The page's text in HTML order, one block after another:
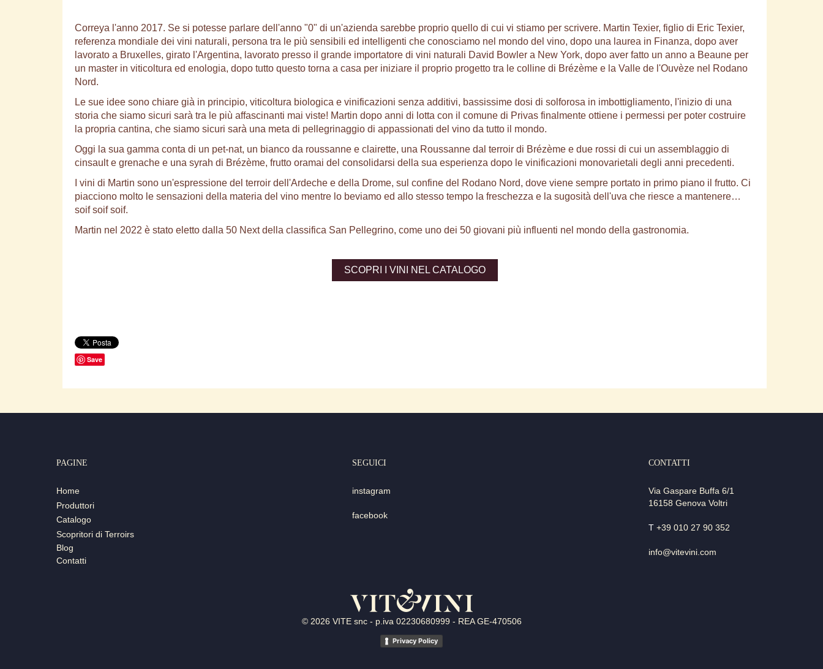
Correya l'anno 2017. Se si potesse parlare dell'anno "0" di un'azienda sarebbe proprio quello di cui vi stiamo per scrivere. Martin Texier, figlio di Eric Texier,
referenza mondiale dei vini naturali, persona tra le più sensibili ed intelligenti che conosciamo nel mondo del vino, dopo una laurea in Finanza, dopo aver
lavorato a Bruxelles, girato l'Argentina, lavorato presso il grande importatore di vini naturali David Bowler a New York, dopo aver fatto un anno a Beaune per
un master in viticoltura ed enologia, dopo tutto questo torna a casa per iniziare il proprio progetto tra le colline di Brézème e la Valle de l'Ouvèze nel Rodano
Nord.
Le sue idee sono chiare già in principio, viticoltura biologica e vinificazioni senza additivi, bassissime dosi di solforosa in imbottigliamento, l'inizio di una
storia che siamo sicuri sarà tra le più affascinanti mai viste! Martin dopo anni di lotta con il comune di Privas finalmente ottiene i permessi per poter costruire
la propria cantina, che siamo sicuri sarà una meta di pellegrinaggio di appassionati del vino da tutto il mondo.
Oggi la sua gamma conta di un pet-nat, un bianco da roussanne e clairette, una Roussanne dal terroir di Brézème e due rossi di cui un assemblaggio di
cinsault e grenache e una syrah di Brézème, frutto oramai del consolidarsi della sua esperienza dopo le vinificazioni monovarietali degli anni precedenti.
I vini di Martin sono un'espressione del terroir dell'Ardeche e della Drome, sul confine del Rodano Nord, dove viene sempre portato in primo piano il frutto. Ci
piacciono molto le sensazioni della materia del vino mentre lo beviamo ed allo stesso tempo la freschezza e la sugosità dell'uva che riesce a mantenere…
soif soif soif.
Martin nel 2022 è stato eletto dalla 50 Next della classifica San Pellegrino, come uno dei 50 giovani più influenti nel mondo della gastronomia.
SCOPRI I VINI NEL CATALOGO
Save
PAGINE
Home
Produttori
Catalogo
Scopritori di Terroirs
Blog
Contatti
SEGUICI
instagram
facebook
CONTATTI
Via Gaspare Buffa 6/1
16158 Genova Voltri
T +39 010 27 90 352
info@vitevini.com
© 2026 VITE snc - p.iva 02230680999 - REA GE-470506
Privacy Policy